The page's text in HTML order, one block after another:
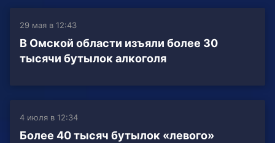
29 мая в 12:43
В Омской области изъяли более 30
тысячи бутылок алкоголя
4 июля в 12:34
Более 40 тысяч бутылок «левого»